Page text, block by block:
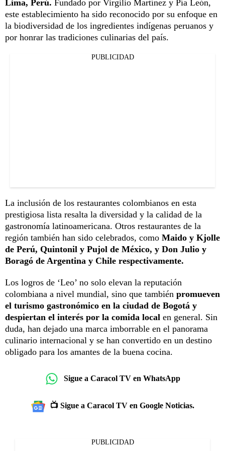
Lima, Perú. Fundado por Virgilio Martínez y Pía León,
este establecimiento ha sido reconocido por su enfoque en
la biodiversidad de los ingredientes indígenas peruanos y
por honrar las tradiciones culinarias del país.
PUBLICIDAD
La inclusión de los restaurantes colombianos en esta
prestigiosa lista resalta la diversidad y la calidad de la
gastronomía latinoamericana. Otros restaurantes de la
región también han sido celebrados, como Maido y Kjolle
de Perú, Quintonil y Pujol de México, y Don Julio y
Boragó de Argentina y Chile respectivamente.
Los logros de ‘Leo’ no solo elevan la reputación
colombiana a nivel mundial, sino que también promueven
el turismo gastronómico en la ciudad de Bogotá y
despiertan el interés por la comida local en general. Sin
duda, han dejado una marca imborrable en el panorama
culinario internacional y se han convertido en un destino
obligado para los amantes de la buena cocina.
Sigue a Caracol TV en WhatsApp
📺 Sigue a Caracol TV en Google Noticias.
PUBLICIDAD